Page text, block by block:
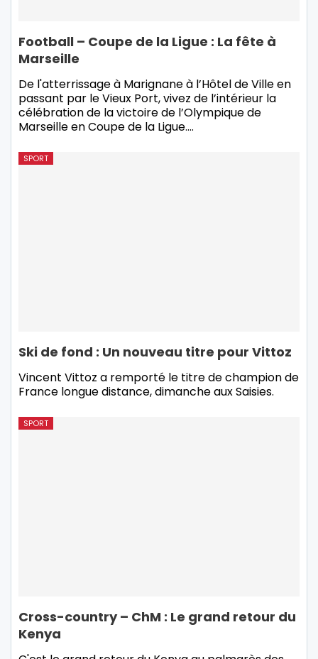
Football – Coupe de la Ligue : La fête à
Marseille
De l'atterrissage à Marignane à l’Hôtel de Ville en
passant par le Vieux Port, vivez de l’intérieur la
célébration de la victoire de l’Olympique de
Marseille en Coupe de la Ligue.…
SPORT
Ski de fond : Un nouveau titre pour Vittoz
Vincent Vittoz a remporté le titre de champion de
France longue distance, dimanche aux Saisies.
SPORT
Cross-country – ChM : Le grand retour du
Kenya